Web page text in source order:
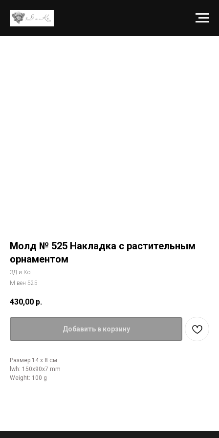
Молд № 525 Накладка с растительным
орнаментом
3Д и Ко
М вен 525
430,00 р.
Добавить в корзину
Размер 14 х 8 см
lwh: 150x90x7 mm
Weight: 100 g